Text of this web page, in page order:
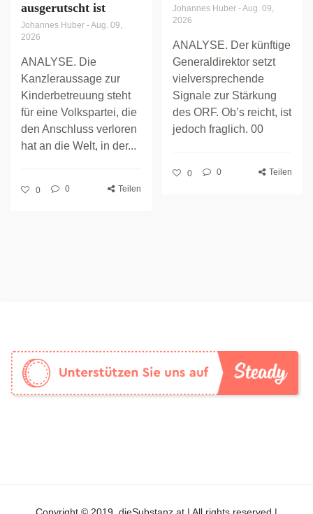
ausgerutscht ist
Johannes Huber -Aug. 09,
2026
ANALYSE. Die
Kanzleraussage zur
Kinderbetreuung steht
für eine Volkspartei, die
den Anschluss verloren
hat an die Welt, in der...
0 0 Teilen
Johannes Huber -Aug. 09,
2026
ANALYSE. Der künftige
Generaldirektor setzt
vielversprechende
Signale zur Stärkung
des ORF. Ob’s reicht, ist
jedoch fraglich. 00
0 0 Teilen